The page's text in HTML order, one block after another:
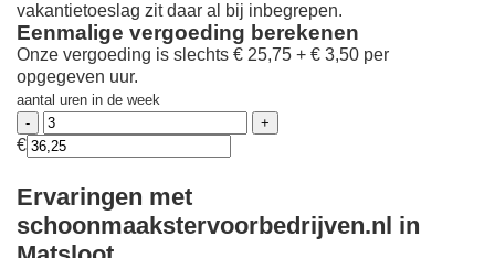
vakantietoeslag zit daar al bij inbegrepen.
Eenmalige vergoeding berekenen
Onze vergoeding is slechts € 25,75 + € 3,50 per
opgegeven uur.
aantal uren in de week
€
Ervaringen met
schoonmaakstervoorbedrijven.nl in